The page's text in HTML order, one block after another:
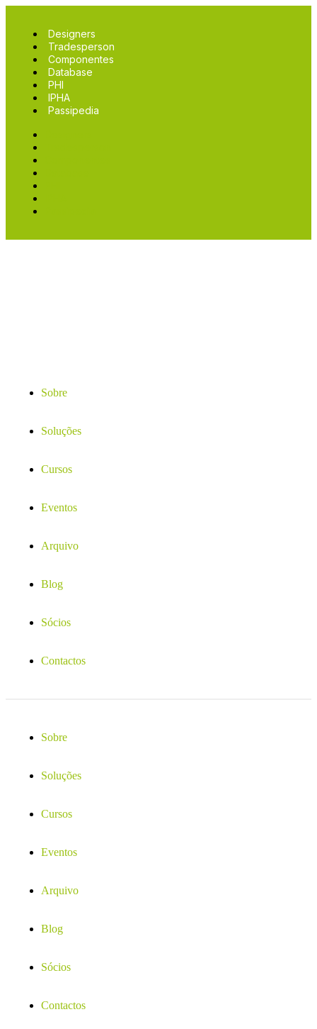
Designers
Tradesperson
Componentes
Database
PHI
IPHA
Passipedia
Sobre
Soluções
Cursos
Eventos
Arquivo
Blog
Sócios
Contactos
Sobre
Soluções
Cursos
Eventos
Arquivo
Blog
Sócios
Contactos